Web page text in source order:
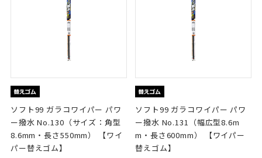
ソフト99 ガラコワイパー パワ
ー撥水 No.130（サイズ：角型
8.6mm・長さ550mm） 【ワイ
パー替えゴム】
ソフト99 ガラコワイパー パワ
ー撥水 No.131（幅広型8.6m
m・長さ600mm） 【ワイパー
替えゴム】